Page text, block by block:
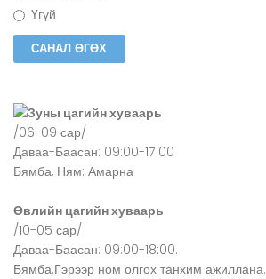
Үгүй
Зуны цагийн хуваарь
/06-09 сар/
Даваа-Баасан: 09:00-17:00
Бямба, Ням: Амарна
Өвлийн цагийн хуваарь
/10-05 сар/
Даваа-Баасан: 09:00-18:00.
Бямба:Гэрээр ном олгох танхим ажиллана.